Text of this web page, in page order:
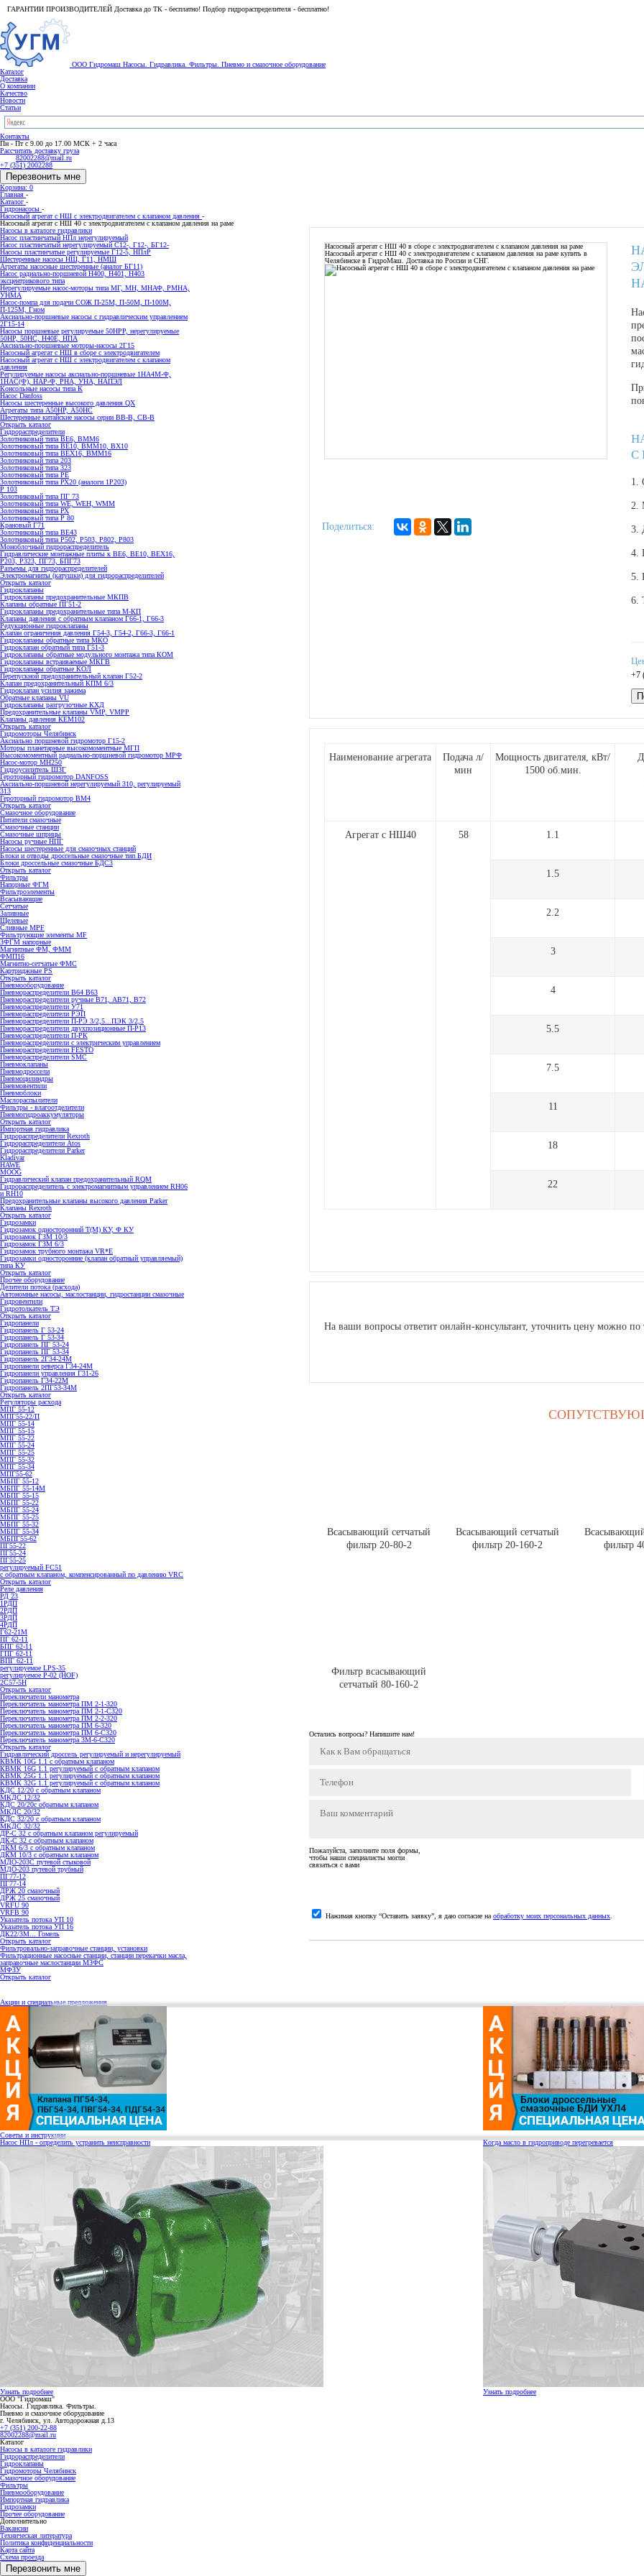
ГАРАНТИИ ПРОИЗВОДИТЕЛЕЙ Доставка до ТК - бесплатно! Подбор гидрораспределителя - бесплатно!
ООО Гидромаш Насосы. Гидравлика. Фильтры. Пневмо и смазочное оборудование
Каталог
Доставка
О компании
Качество
Новости
Статьи
Контакты
Пн - Пт с 9.00 до 17.00 МСК + 2 часа
Рассчитать доставку груза
82002288@mail.ru
+7 (351) 2002288
Перезвонить мне
Корзина: 0
Главная -
Каталог -
Гидронасосы -
Насосный агрегат с НШ с электродвигателем с клапаном давления -
Насосный агрегат с НШ 40 с электродвигателем с клапаном давления на раме
Насосы в каталоге гидравлики
Насос пластинчатый НПл нерегулируемый
Насос пластинчатый нерегулируемый С12-, Г12-, БГ12-
Насосы пластинчатые регулируемые Г12-5, НПлР
Шестеренные насосы НШ, Г11, НМШ
Агрегаты насосные шестеренные (аналог БГ11)
Насос радиально-поршневой Н400, Н401, Н403
эксцентрикового типа
Нерегулируемые насос-моторы типа МГ, МН, МНАФ, РМНА,
УНМА
Насос-помпа для подачи СОЖ П-25М, П-50М, П-100М,
П-125М, Гном
Аксиально-поршневые насосы с гидравлическим управлением
2Г15-14
Насосы поршневые регулируемые 50НРР, нерегулируемые
50НР, 50НС, Н40Е, НПА
Аксиально-поршневые моторы-насосы 2Г15
Насосный агрегат с НШ в сборе с электродвигателем
Насосный агрегат с НШ с электродвигателем с клапаном
давления
Регулируемые насосы аксиально-поршневые 1НА4М-Ф,
1НАС(Ф), НАР-Ф, РНА, УНА, НАПЭЛ
Консольные насосы типа К
Насос Danfoss
Насосы шестеренные высокого давления QX
Агрегаты типа А50НР, А50НС
Шестеренные китайские насосы серии ВВ-В, СВ-В
Открыть каталог
Гидрораспределители
Золотниковый типа ВЕ6, ВММ6
Золотниковый типа BE10, ВММ10, ВХ10
Золотниковый типа ВЕХ16, ВММ16
Золотниковый типа 203
Золотниковый типа 323
Золотниковый типа РЕ
Золотниковый типа РХ20 (аналоги 1Р203)
Р 103
Золотниковый типа ПГ 73
Золотниковый типа WE, WEH, WMM
Золотниковый типа РХ
Золотниковый типа Р 80
Крановый Г71
Золотниковый типа BE43
Золотниковый типа Р502, Р503, Р802, Р803
Моноблочный гидрораспределитель
Гидравлические монтажные плиты к ВЕ6, ВЕ10, ВЕХ16,
Р203, Р323, ПГ73, БПГ73
Разъемы для гидрораспределителей
Электромагниты (катушки) для гидрораспределителей
Открыть каталог
Гидроклапаны
Гидроклапаны предохранительные МКПВ
Клапаны обратные ПГ51-2
Гидроклапаны предохранительные типа М-КП
Клапаны давления с обратным клапаном Г66-1, Г66-3
Редукционные гидроклапаны
Клапан ограничения давления Г54-3, Г54-2, Г66-3, Г66-1
Гидроклапаны обратные типа МКО
Гидроклапан обратный типа Г51-3
Гидроклапаны обратные модульного монтажа типа КОМ
Гидроклапаны встраиваемые МКГВ
Гидроклапаны обратные КОЛ
Перепускной предохранительный клапан Г52-2
Клапан предохранительный КПМ 6/3
Гидроклапан усилия зажима
Обратные клапаны VU
Гидроклапаны разгрузочные КХД
Предохранительные клапаны VMP, VMPP
Клапаны давления КЕМ102
Открыть каталог
Гидромоторы Челябинск
Аксиально поршневой гидромотор Г15-2
Моторы планетарные высокомоментные МГП
Высокомоментный радиально-поршневой гидромотор МРФ
Насос-мотор МН250
Гидроусилитель ШЗГ
Героторный гидромотор DANFOSS
Аксиально-поршневой нерегулируемый 310, регулируемый
313
Героторный гидромотор ВМ4
Открыть каталог
Смазочное оборудование
Питатели смазочные
Смазочные станции
Смазочные шприцы
Насосы ручные НПГ
Насосы шестеренные для смазочных станций
Блоки и отводы дроссельные смазочные тип БДИ
Блоки дроссельные смазочные БДС3
Открыть каталог
Фильтры
Напорные ФГМ
Фильтроэлементы
Всасывающие
Сетчатые
Заливные
Щелевые
Сливные MPF
Фильтрующие элементы MF
ЗФГМ напорные
Магнитные ФМ, ФММ
ФМП16
Магнитно-сетчатые ФМС
Картриджные PS
Открыть каталог
Пневмооборудование
Пневмораспределители В64 В63
Пневмораспределители ручные В71, АВ71, В72
Пневмораспределители У71
Пневмораспределители РЭП
Пневмораспределители П-РЭ 3/2,5...ПЭК 3/2,5
Пневмораспределители двухпозиционные П-Р13
Пневмораспределители П-РК
Пневмораспределители с электрическим управлением
Пневмораспределители FESTO
Пневмораспределители SMC
Пневмоклапаны
Пневмодроссели
Пневмоцилиндры
Пневмовентили
Пневмоблоки
Маслораспылители
Фильтры - влагоотделители
Пневмогидроаккумуляторы
Открыть каталог
Импортная гидравлика
Гидрораспределители Rexroth
Гидрораспределители Atos
Гидрораспределители Parker
Kladivar
HAWE
MOOG
Гидравлический клапан предохранительный RQM
Гидрораспределитель с электромагнитным управлением RH06
и RH10
Предохранительные клапаны высокого давления Parker
Клапаны Rexroth
Открыть каталог
Гидрозамки
Гидрозамок односторонний Т(М) КУ, Ф КУ
Гидрозамок ГЗМ 10/3
Гидрозамок ГЗМ 6/3
Гидрозамок трубного монтажа VR*E
Гидрозамки односторонние (клапан обратный управляемый)
типа КУ
Открыть каталог
Прочее оборудование
Делители потока (расхода)
Автономные насосы, маслостанции, гидростанции смазочные
Гидровентили
Гидротолкатель ТЭ
Открыть каталог
Гидропанели
Гидропанель Г 53-24
Гидропанель Г 53-34
Гидропанель ПГ 53-24
Гидропанель ПГ 53-34
Гидропанель 2Г34-24М
Гидропанели реверса Г34-24М
Гидропанели управления Г31-26
Гидропанель Г34-22М
Гидропанель 2ПГ53-34М
Открыть каталог
Регуляторы расхода
МПГ 55-12
МПГ55-22/П
МПГ 55-14
МПГ 55-15
МПГ 55-22
МПГ 55-24
МПГ 55-25
МПГ 55-32
МПГ 55-34
МПГ55-62
МБПГ 55-12
МБПГ 55-14М
МБПГ 55-15
МБПГ 55-22
МБПГ 55-24
МБПГ 55-25
МБПГ 55-32
МБПГ 55-34
МБПГ55-62
ПГ55-22
ПГ55-24
ПГ55-25
регулируемый FC51
с обратным клапаном, компенсированный по давлению VRC
Открыть каталог
Реле давления
РД 23
1РДП
2РДП
3РДП
4РДП
Г62-21М
ПГ 62-11
БПГ 62-11
ГПГ 62-11
ВПГ 62-11
регулируемое LPS-35
регулируемое P-02 (HOF)
2С57-5Н
Открыть каталог
Переключатели манометра
Переключатель манометра ПМ 2-1-320
Переключатель манометра ПМ 2-1-С320
Переключатель манометра ПМ 2-2-320
Переключатель манометра ПМ 6-320
Переключатель манометра ПМ 6-С320
Переключатель манометра 3M-6-C320
Открыть каталог
Гидравлический дроссель регулируемый и нерегулируемый
КВМК 10G 1.1 с обратным клапаном
КВМК 16G 1.1 регулируемый с обратным клапаном
КВМК 25G 1.1 регулируемый с обратным клапаном
КВМК 32G 1.1 регулируемый с обратным клапаном
КДC 12/20 с обратным клапаном
МКДС 12/32
КДC 20/20с обратным клапаном
МКДС 20/32
КДC 32/20 с обратным клапаном
МКДС 32/32
ДР-С 32 с обратным клапаном регулируемый
ДК-С 32 с обратным клапаном
ДКМ 6/3 с обратным клапаном
ДКМ 10/3 с обратным клапаном
МДО-203С путевой стыковой
МДО-203 путевой трубный
ПГ77-12
ПГ77-14
ДРЖ 20 смазочный
ДРЖ 25 смазочный
VRFU 90
VRFВ 90
Указатель потока УП 10
Указатель потока УП 16
ДК22/3М... Гомель
Открыть каталог
Фильтровально-заправочные станции, установки
Фильтрационные насосные станции, станции перекачки масла,
заправочные маслостанции МЗФС
МФЗУ
Открыть каталог
Насосный агрегат с НШ 40 в сборе с электродвигателем с клапаном давления на раме
Насосный агрегат с НШ 40 с электродвигателем с клапаном давления на раме купить в
Челябинске в ГидроМаш. Доставка по России и СНГ.
Поделиться:
С
1.
2.
3.
4.
5.
6.
+7
Наименование агрегата
Подача л/
мин
Мощность двигателя, кВт/
1500 об.мин.
Агрегат с НШ40 58 1.1
1.5
2.2
3
4
5.5
7.5
11
18
22
На ваши вопросы ответит онлайн-консультант, уточнить цену можно
Всасывающий сетчатый
фильтр 20-80-2
Всасывающий сетчатый
фильтр 20-160-2
фильтр
Фильтр всасывающий
сетчатый 80-160-2
Остались вопросы? Напишите нам!
Пожалуйста, заполните поля формы,
чтобы наши специалисты могли
связаться с вами
Нажимая кнопку “Оставить заявку”, я даю согласие на обработку моих персональных данных
Акции и специальные предложения
Советы и инструкции
Насос НПл - определить устранить неисправности
Узнать подробнее
Когда масло в гидроприводе перегревается
Узнать подробнее
ООО "Гидромаш"
Насосы. Гидравлика. Фильтры.
Пневмо и смазочное оборудование
г. Челябинск, ул. Автодорожная д.13
+7 (351) 200-22-88
82002288@mail.ru
Каталог
Насосы в каталоге гидравлики
Гидрораспределители
Гидроклапаны
Гидромоторы Челябинск
Смазочное оборудование
Фильтры
Пневмооборудование
Импортная гидравлика
Гидрозамки
Прочее оборудование
Дополнительно
Вакансии
Техническая литература
Политика конфиденциальности
Карта сайта
Схема проезда
Перезвонить мне